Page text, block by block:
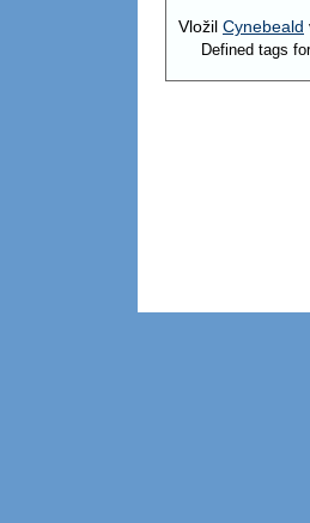
Vložil Cynebeald
Defined tags